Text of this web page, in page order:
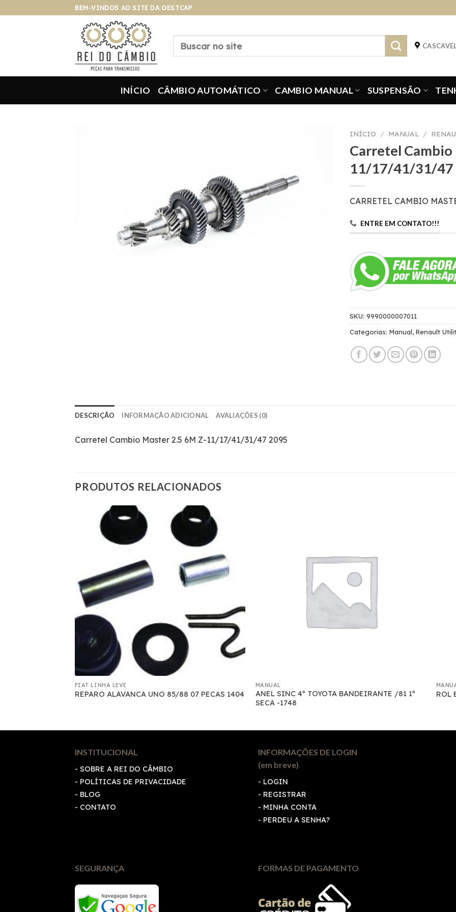
para
BEM-VINDOS AO SITE DA OESTCAP
Pesquisar
INÍCIO CÂMBIO AUTOMÁTICO CAMBIO MANUAL SUSPENSÃO
INÍCIO / MANUAL /
Carretel
11/17/41/31/47
CARRETEL CAMBIO
ENTRE EM CONTATO!!!
SKU: 9990000007011
Categorias: Manual, Renault
DESCRIÇÃO INFORMAÇÃO ADICIONAL AVALIAÇÕES (0)
Carretel Cambio Master 2.5 6M Z-11/17/41/31/47 2095
PRODUTOS RELACIONADOS
FIAT LINHA LEVE
REPARO ALAVANCA UNO 85/88 07 PECAS 1404
MANUAL
ANEL SINC 4º TOYOTA BANDEIRANTE /81 1º
SECA -1748
ROL
INSTITUCIONAL
- SOBRE A REI DO CÂMBIO
- POLÍTICAS DE PRIVACIDADE
- BLOG
- CONTATO
INFORMAÇÕES DE LOGIN
(em breve)
- LOGIN
- REGISTRAR
- MINHA CONTA
- PERDEU A SENHA?
SEGURANÇA FORMAS DE PAGAMENTO